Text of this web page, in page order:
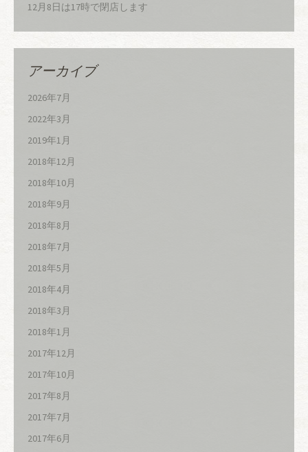
12月8日は17時で閉店します
アーカイブ
2026年7月
2022年3月
2019年1月
2018年12月
2018年10月
2018年9月
2018年8月
2018年7月
2018年5月
2018年4月
2018年3月
2018年1月
2017年12月
2017年10月
2017年8月
2017年7月
2017年6月